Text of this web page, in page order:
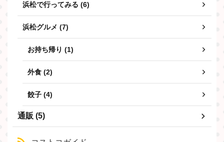
浜松で行ってみる (6)
浜松グルメ (7)
お持ち帰り (1)
外食 (2)
餃子 (4)
通販 (5)